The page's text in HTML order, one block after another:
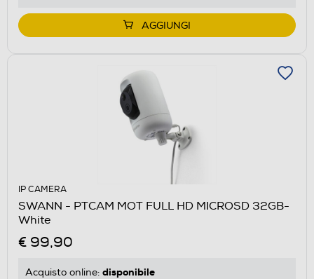
AGGIUNGI
IP CAMERA
SWANN - PTCAM MOT FULL HD MICROSD 32GB-
White
€ 99,90
Acquisto online: disponibile